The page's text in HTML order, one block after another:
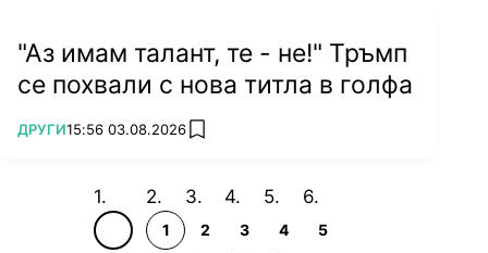
"Аз имам талант, те - не!" Тръмп
се похвали с нова титла в голфа
ПОВЕЧЕ ОТ
ДРУГИ15:56 03.08.2026 add favorites
1 2 3 4 5